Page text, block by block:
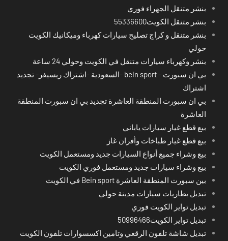
بنشر متنقل الجهراء فوري
بنشر متنقل الكويت55336600
بنشر متنقل و كراج تصليح سيارات كهرباء وميكانيك الكويت
حولي
بنشر وكهرباء سيارات متنقل في الكويت وحولي 24 ساعة
بي ان سبورت - bein sport -السعودية -اشتراك ريسيفر- تجديد
اشتراك
بي ان سبورت المنطقة العاشرة تجديد بي ان سبورت المنطقة
العاشرة
بيع قطع غيار سيارات ياباني
بيع قطع غيار طباخات وأفران غاز
بيع وشراء جميع أنواع السيارات جديد ومستعمل الكويت
بيع وشراء سيارات جديد ومستعمل فوري الكويت
بين سبورت المنطقة العاشرة Bein sport في الكويت
تبديل بطاريات سيارات مدينة حولي
تبديل تواير الكويت فوري
تبديل تواير الكويت50996466
تبديل شاشة تلفون الرقعي وتامين اكسسوارات تلفون الكويت